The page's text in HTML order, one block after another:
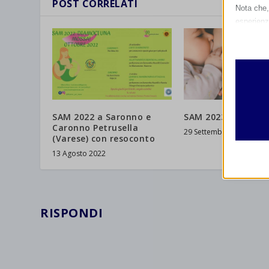
POST CORRELATI
SAM 2022 a Saronno e
Caronno Petrusella
(Varese) con resoconto
13 Agosto 2022
SAM 2023 a Milano
29 Settembre 2023
RISPONDI
Nota
I
Altri